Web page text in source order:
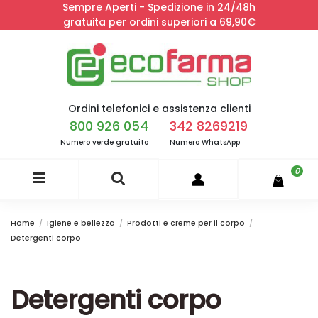
Sempre Aperti - Spedizione in 24/48h
gratuita per ordini superiori a 69,90€
Ordini telefonici e assistenza clienti
800 926 054
Numero verde gratuito
342 8269219
Numero WhatsApp
0
Home Igiene e bellezza
Prodotti e creme per il corpo
Detergenti corpo
Detergenti corpo